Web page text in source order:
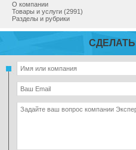
О компании
Товары и услуги (2991)
Разделы и рубрики